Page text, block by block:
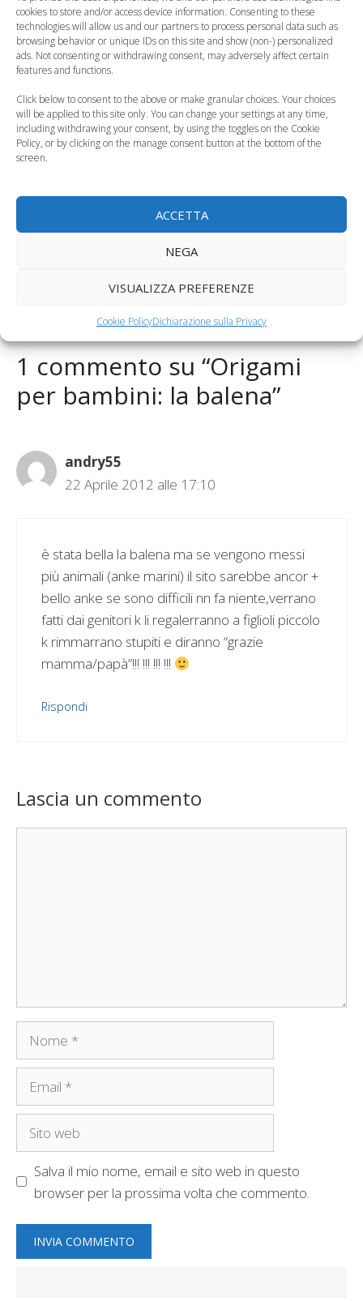
cookies to store and/or access device information. Consenting to these
technologies will allow us and our partners to process personal data such as
browsing behavior or unique IDs on this site and show (non-) personalized
ads. Not consenting or withdrawing consent, may adversely affect certain
features and functions.
Click below to consent to the above or make granular choices. Your choices
will be applied to this site only. You can change your settings at any time,
including withdrawing your consent, by using the toggles on the Cookie
Policy, or by clicking on the manage consent button at the bottom of the
screen.
ACCETTA
NEGA
VISUALIZZA PREFERENZE
Cookie PolicyDichiarazione sulla Privacy
Origami per bambini:
il cane
Origami per bambini:
il gatto
Origami per bambini:
Curiosità, News, ecc.
Quando il bambino rifiuta la mamma e vuole solo la
1 commento su “Origami
per bambini: la balena”
andry55
22 Aprile 2012 alle 17:10
è stata bella la balena ma se vengono messi
più animali (anke marini) il sito sarebbe ancor +
bello anke se sono difficili nn fa niente,verrano
fatti dai genitori k li regalerranno a figlioli piccolo
k rimmarrano stupiti e diranno “grazie
mamma/papà”!!! !!! !!! !!!
Rispondi
Lascia un commento
Nome
Email
Sito
Salva il mio nome, email e sito web in questo
browser per la prossima volta che commento.